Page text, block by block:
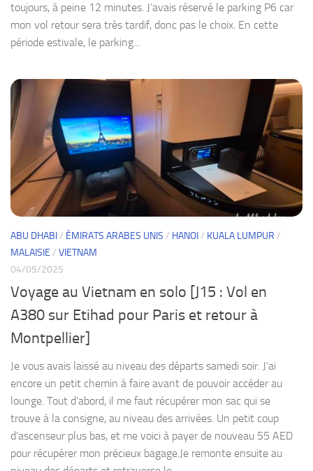
toujours, à peine 12 minutes. J’avais réservé le parking P6 car
mon vol retour sera très tardif, donc pas le choix. En cette
période estivale, le parking...
ABU DHABI/ ÉMIRATS ARABES UNIS / HANOI/ KUALA LUMPUR /
MALAISIE / VIETNAM
04/05/2025
Voyage au Vietnam en solo [J15 : Vol en
A380 sur Etihad pour Paris et retour à
Montpellier]
Je vous avais laissé au niveau des départs samedi soir. J’ai
encore un petit chemin à faire avant de pouvoir accéder au
lounge. Tout d’abord, il me faut récupérer mon sac qui se
trouve à la consigne, au niveau des arrivées. Un petit coup
d’ascenseur plus bas, et me voici à payer de nouveau 55 AED
pour récupérer mon précieux bagage.Je remonte ensuite au